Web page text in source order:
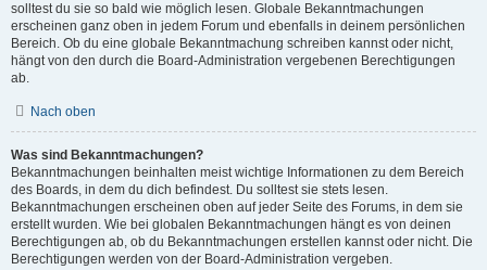
solltest du sie so bald wie möglich lesen. Globale Bekanntmachungen
erscheinen ganz oben in jedem Forum und ebenfalls in deinem persönlichen
Bereich. Ob du eine globale Bekanntmachung schreiben kannst oder nicht,
hängt von den durch die Board-Administration vergebenen Berechtigungen
ab.
Nach oben
Was sind Bekanntmachungen?
Bekanntmachungen beinhalten meist wichtige Informationen zu dem Bereich
des Boards, in dem du dich befindest. Du solltest sie stets lesen.
Bekanntmachungen erscheinen oben auf jeder Seite des Forums, in dem sie
erstellt wurden. Wie bei globalen Bekanntmachungen hängt es von deinen
Berechtigungen ab, ob du Bekanntmachungen erstellen kannst oder nicht. Die
Berechtigungen werden von der Board-Administration vergeben.